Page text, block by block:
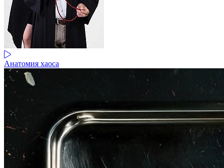
Анатомия хаоса